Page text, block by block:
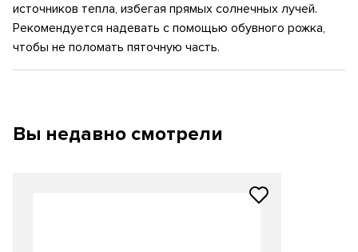
источников тепла, избегая прямых солнечных лучей.
Рекомендуется надевать с помощью обувного рожка,
чтобы не поломать пяточную часть.
Вы недавно смотрели